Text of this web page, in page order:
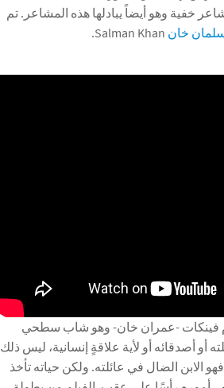
خفية وهو أيضاً يبادلها هذه المشاعر. تم
خان Salman Khan.
فينكات -عمران خان- وهو شاب سطحي
أو أصدقائه أو لأية علاقةٍ إنسانية، ليس ذلك
الابن الضال في عائلته. ولكن حياته تأخذ